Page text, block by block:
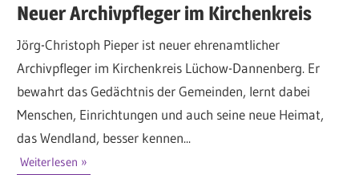
Neuer Archivpfleger im Kirchenkreis
Jörg-Christoph Pieper ist neuer ehrenamtlicher
Archivpfleger im Kirchenkreis Lüchow-Dannenberg. Er
bewahrt das Gedächtnis der Gemeinden, lernt dabei
Menschen, Einrichtungen und auch seine neue Heimat,
das Wendland, besser kennen...
Weiterlesen